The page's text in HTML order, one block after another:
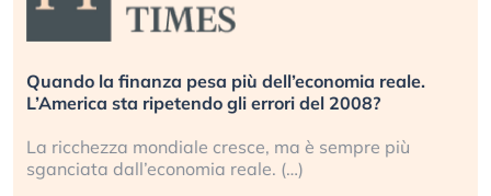
Quando la finanza pesa più dell’economia reale.
L’America sta ripetendo gli errori del 2008?
La ricchezza mondiale cresce, ma è sempre più
sganciata dall’economia reale. (…)